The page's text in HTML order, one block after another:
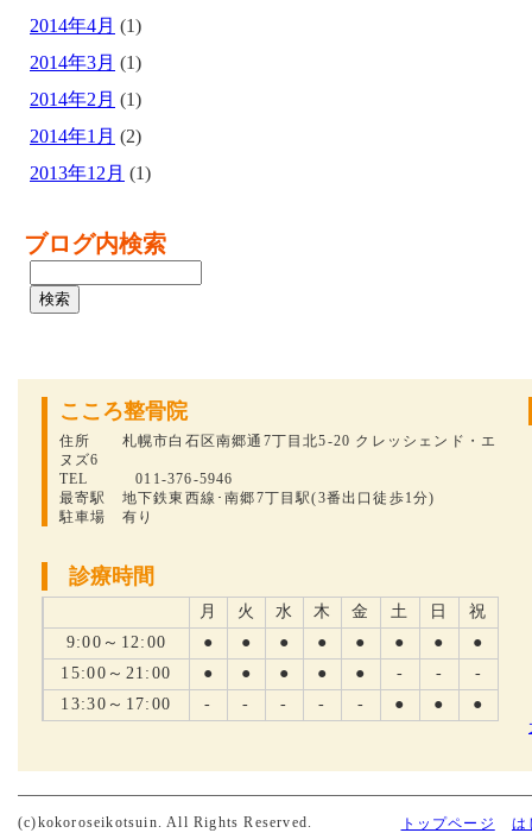
2014年4月 (1)
2014年3月 (1)
2014年2月 (1)
2014年1月 (2)
2013年12月 (1)
ブログ内検索
こころ整骨院
住所 札幌市白石区南郷通7丁目北5-20 クレッシェンド・エ
ヌズ6
TEL 011-376-5946
最寄駅 地下鉄東西線･南郷7丁目駅(3番出口徒歩1分)
駐車場 有り
診療時間
月 火 水 木 金 土 日
祝
9:00～12:00
● ● ● ● ● ● ●
●
15:00～21:00
● ● ● ● ● - -
-
13:30～17:00
- - - - - ● ●
●
(c)kokoroseikotsuin. All Rights Reserved. トップページ は